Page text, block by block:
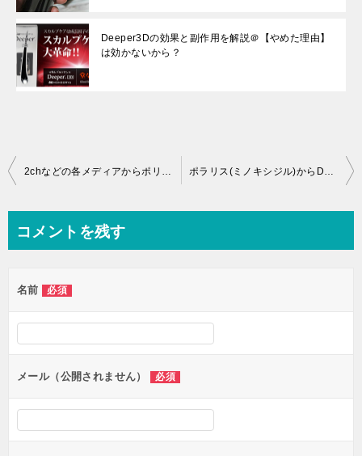
Deeper3Dの効果と副作用を解説＠【やめた理由】
は効かないから？
投
ビ
ー
シ
ョ
ン
2chなどの各メディアからポリピュアEXの口コミ・評判を集めてみた！ ポラリス(ミノキシジル)からDeeper3D(キャピキシル)に変えた５つの理由
コメントを残す
名前 必須
メール（公開されません） 必須